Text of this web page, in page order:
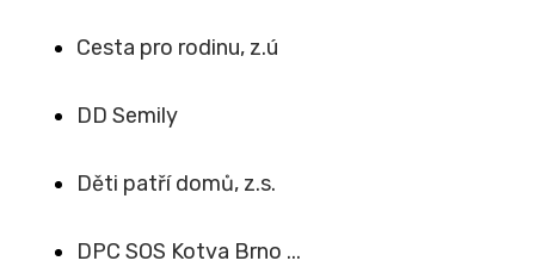
Cesta pro rodinu, z.ú
DD Semily
Děti patří domů, z.s.
DPC SOS Kotva Brno ...